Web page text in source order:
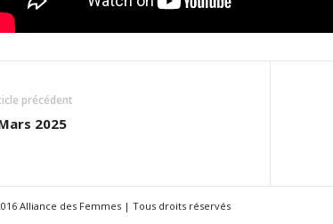
précédent
2025
Alliance des Femmes | Tous droits réservés